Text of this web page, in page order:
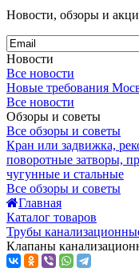
Новости, обзоры и
Новости
Все новости
Новые требования
Все новости
Обзоры и советы
Все обзоры и советы
Кран или задвижка,
поворотные затворы,
чугунные и стальные
Все обзоры и советы
Главная
Каталог товаров
Трубы
Клапаны